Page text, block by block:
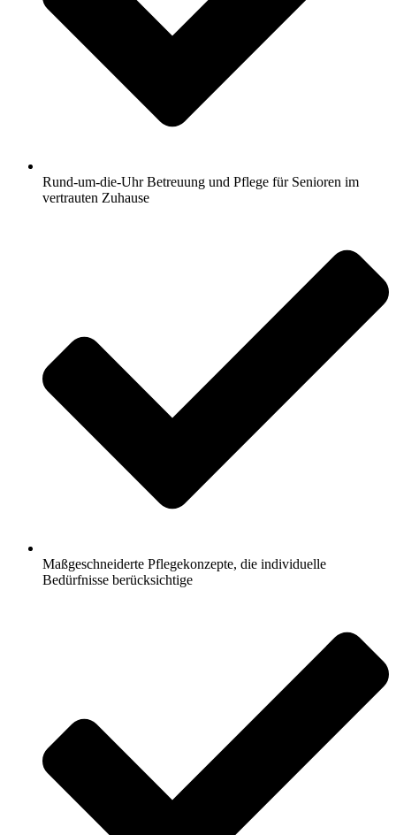
Rund-um-die-Uhr Betreuung und Pflege für Senioren im
vertrauten Zuhause
Maßgeschneiderte Pflegekonzepte, die individuelle
Bedürfnisse berücksichtige